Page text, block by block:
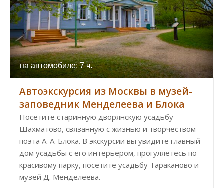
на автомобиле: 7 ч.
Автоэкскурсия из Москвы в музей-
заповедник Менделеева и Блока
Посетите старинную дворянскую усадьбу
Шахматово, связанную с жизнью и творчеством
поэта А. А. Блока. В экскурсии вы увидите главный
дом усадьбы с его интерьером, прогуляетесь по
красивому парку, посетите усадьбу Тараканово и
музей Д. Менделеева.